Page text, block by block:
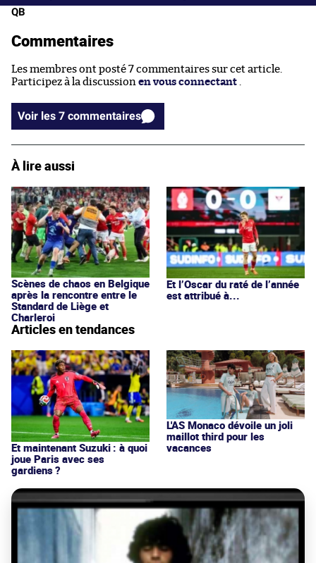
QB
Commentaires
Les membres ont posté 7 commentaires sur cet article.
Participez à la discussion en vous connectant
Voir les 7 commentaires
À lire aussi
Scènes de chaos en Belgique
après la rencontre entre le
Standard de Liège et
Charleroi
Et l’Oscar du raté de l’année
est attribué à...
Articles en tendances
Et maintenant Suzuki : à quoi
joue Paris avec ses
gardiens ?
L'AS Monaco dévoile un joli
maillot third pour les
vacances